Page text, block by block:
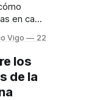
en casa
a
guía
Vigo
22
los
de la